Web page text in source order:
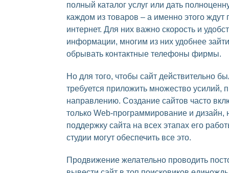
полный каталог услуг или дать
каждом из товаров – а именно этого ждут
интернет. Для них важно скорость и
информации, многим из них удобнее
обрывать контактные телефоны фирмы.
Но для того, чтобы сайт действительно
требуется приложить множество усилий,
направлению. Создание сайтов часто
только Web-программирование и дизайн,
поддержку сайта на всех этапах его
студии могут обеспечить все это.
Продвижение желательно проводить